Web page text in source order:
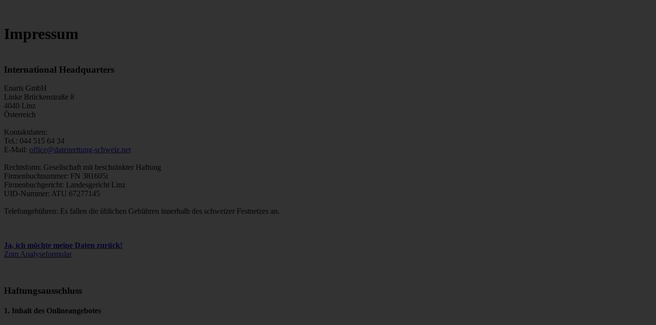
Impressum
International Headquarters
Enaris GmbH
Linke Brückenstraße 8
4040 Linz
Österreich
Kontaktdaten:
Tel.: 044 515 64 34
E-Mail: office@datenrettung-schweiz.net
Rechtsform: Gesellschaft mit beschränkter Haftung
Firmenbuchnummer: FN 381605i
Firmenbuchgericht: Landesgericht Linz
UID-Nummer: ATU 67277145
Telefongebühren: Es fallen die üblichen Gebühren innerhalb des schweizer Festnetzes an.
Ja, ich möchte meine Daten zurück!
Zum Analyseformular
Haftungsausschluss
1. Inhalt des Onlineangebotes